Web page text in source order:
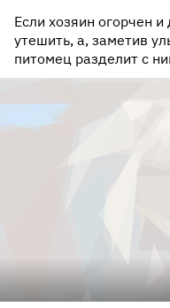
Если хозяин огорчен
утешить, а, заметив
питомец разделит с